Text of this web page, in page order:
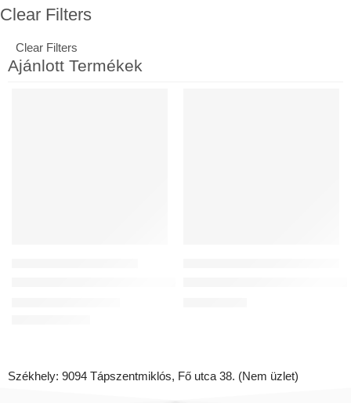
Clear Filters
Clear Filters
Ajánlott Termékek
Székhely: 9094 Tápszentmiklós, Fő utca 38. (Nem üzlet)